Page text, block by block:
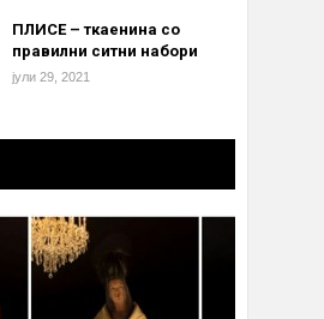
ПЛИСЕ – ткаенина со
правилни ситни набори
јули 29, 2021